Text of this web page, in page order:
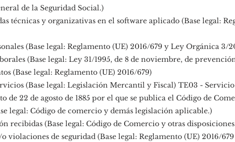
de la Seguridad Social.)
técnicas y organizativas en el software aplicado (Base legal:
(Base legal: Reglamento (UE) 2016/679 y Ley Orgánica 3/
(Base legal: Ley 31/1995, de 8 de noviembre, de
(Base legal: Reglamento (UE) 2016/679)
(Base legal: Legislación Mercantil y Fiscal) TE03 -
de 22 de agosto de 1885 por el que se publica el Código de
legal: Código de comercio y demás legislación aplicable.)
recibidas (Base legal: Código de Comercio y otras
violaciones de seguridad (Base legal: Reglamento (UE) 2016/